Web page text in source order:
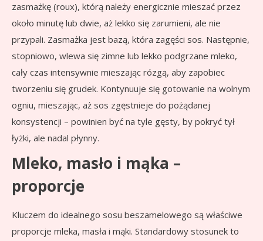
zasmażkę (roux), którą należy energicznie mieszać przez
około minutę lub dwie, aż lekko się zarumieni, ale nie
przypali. Zasmażka jest bazą, która zagęści sos. Następnie,
stopniowo, wlewa się zimne lub lekko podgrzane mleko,
cały czas intensywnie mieszając rózgą, aby zapobiec
tworzeniu się grudek. Kontynuuje się gotowanie na wolnym
ogniu, mieszając, aż sos zgęstnieje do pożądanej
konsystencji – powinien być na tyle gęsty, by pokryć tył
łyżki, ale nadal płynny.
Mleko, masło i mąka –
proporcje
Kluczem do idealnego sosu beszamelowego są właściwe
proporcje mleka, masła i mąki. Standardowy stosunek to